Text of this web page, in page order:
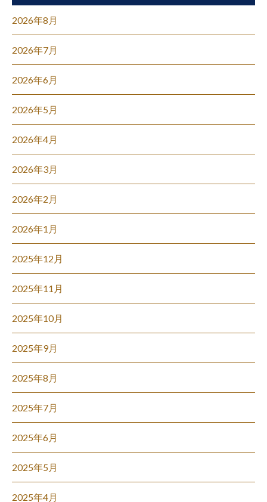
2026年8月
2026年7月
2026年6月
2026年5月
2026年4月
2026年3月
2026年2月
2026年1月
2025年12月
2025年11月
2025年10月
2025年9月
2025年8月
2025年7月
2025年6月
2025年5月
2025年4月